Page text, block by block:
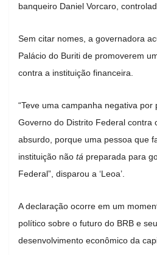
banqueiro Daniel Vorcaro,
Sem citar nomes, a governadora
Palácio do Buriti de promoverem
contra a instituição financeira.
“Teve uma campanha negativa por
Governo do Distrito Federal contra
absurdo, porque uma pessoa que
instituição não tá preparada para
Federal”, disparou a ‘Leoa’.
A declaração ocorre em um
político sobre o futuro do BRB e
desenvolvimento econômico da